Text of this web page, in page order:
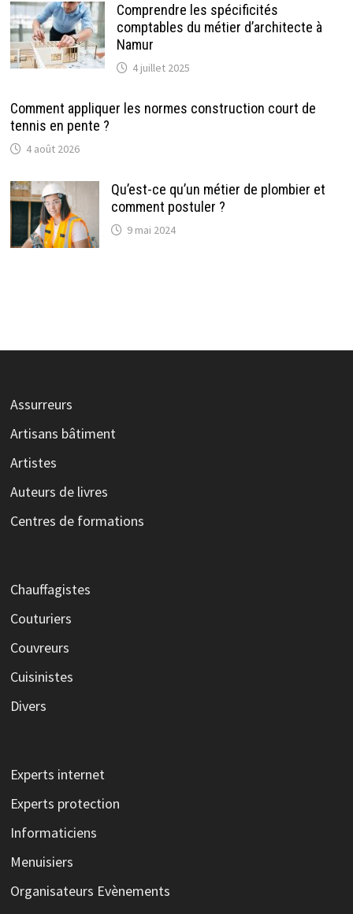
Comprendre les spécificités
comptables du métier d’architecte à
Namur
4 juillet 2025
Comment appliquer les normes construction court de
tennis en pente ?
4 août 2026
Qu’est-ce qu’un métier de plombier et
comment postuler ?
9 mai 2024
Assurreurs
Artisans bâtiment
Artistes
Auteurs de livres
Centres de formations
Chauffagistes
Couturiers
Couvreurs
Cuisinistes
Divers
Experts internet
Experts protection
Informaticiens
Menuisiers
Organisateurs Evènements